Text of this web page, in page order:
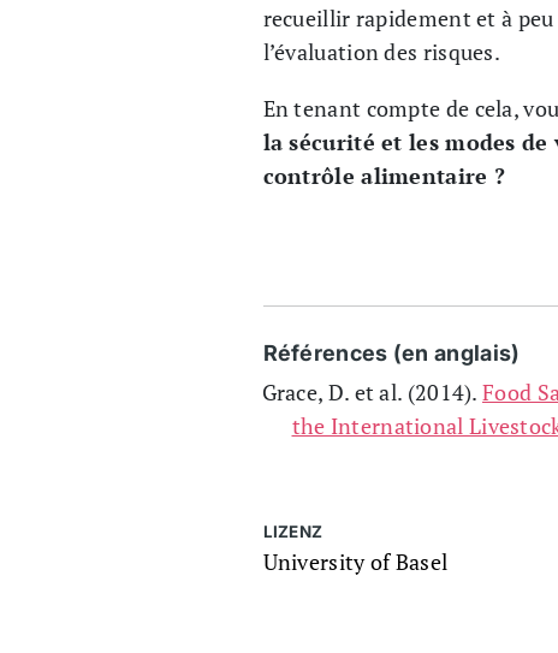
recueillir rapidement et à
l’évaluation des risques.
En tenant compte de cela,
la sécurité et les modes
contrôle alimentaire ?
Références (en anglais)
Grace, D. et al. (2014).Food
the International
LIZENZ
University of Basel